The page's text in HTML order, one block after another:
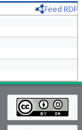
Feed RDF